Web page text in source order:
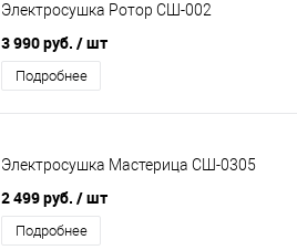
Электросушка Ротор СШ-002
3 990 руб. / шт
Подробнее
Электросушка Мастерица СШ-0305
2 499 руб. / шт
Подробнее